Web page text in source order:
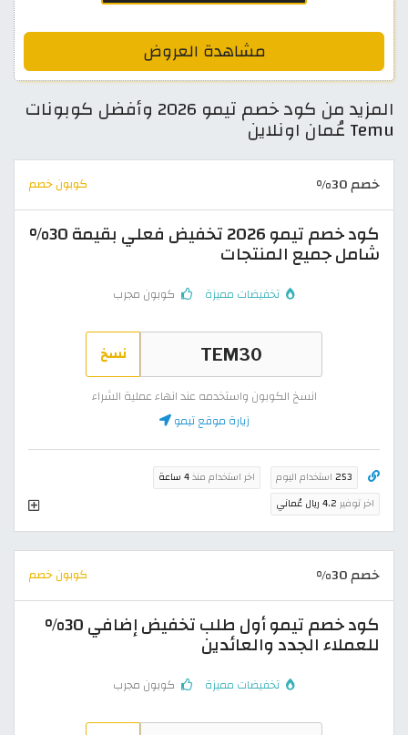
مشاهدة العروض
المزيد من كود خصم تيمو 2026 وأفضل كوبونات
Temu عُمان اونلاين
خصم 30% كوبون خصم
كود خصم تيمو 2026 تخفيض فعلي بقيمة 30%
شامل جميع المنتجات
تخفيضات مميزة كوبون مجرب
نسخ
انسخ الكوبون واستخدمه عند انهاء عملية الشراء
زيارة موقع تيمو
253 استخدام اليوم اخر استخدام منذ4 ساعة
اخر توفير 4.2 ريال عُماني
خصم 30% كوبون خصم
كود خصم تيمو أول طلب تخفيض إضافي 30%
للعملاء الجدد والعائدين
تخفيضات مميزة كوبون مجرب